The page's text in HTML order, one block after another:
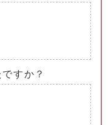
すか？